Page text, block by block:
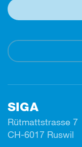
SIGA
Rütmattstrasse 7
CH-6017 Ruswil